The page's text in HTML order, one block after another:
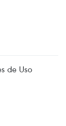
de Uso